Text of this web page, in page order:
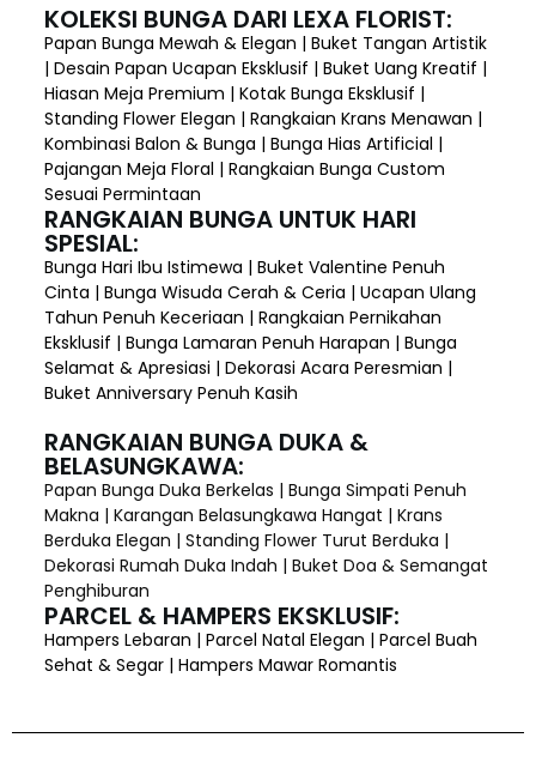
KOLEKSI BUNGA DARI LEXA FLORIST:
Papan Bunga Mewah & Elegan | Buket Tangan Artistik
| Desain Papan Ucapan Eksklusif | Buket Uang Kreatif |
Hiasan Meja Premium | Kotak Bunga Eksklusif |
Standing Flower Elegan | Rangkaian Krans Menawan |
Kombinasi Balon & Bunga | Bunga Hias Artificial |
Pajangan Meja Floral | Rangkaian Bunga Custom
Sesuai Permintaan
RANGKAIAN BUNGA UNTUK HARI
SPESIAL:
Bunga Hari Ibu Istimewa | Buket Valentine Penuh
Cinta | Bunga Wisuda Cerah & Ceria | Ucapan Ulang
Tahun Penuh Keceriaan | Rangkaian Pernikahan
Eksklusif | Bunga Lamaran Penuh Harapan | Bunga
Selamat & Apresiasi | Dekorasi Acara Peresmian |
Buket Anniversary Penuh Kasih
RANGKAIAN BUNGA DUKA &
BELASUNGKAWA:
Papan Bunga Duka Berkelas | Bunga Simpati Penuh
Makna | Karangan Belasungkawa Hangat | Krans
Berduka Elegan | Standing Flower Turut Berduka |
Dekorasi Rumah Duka Indah | Buket Doa & Semangat
Penghiburan
PARCEL & HAMPERS EKSKLUSIF:
Hampers Lebaran | Parcel Natal Elegan | Parcel Buah
Sehat & Segar | Hampers Mawar Romantis